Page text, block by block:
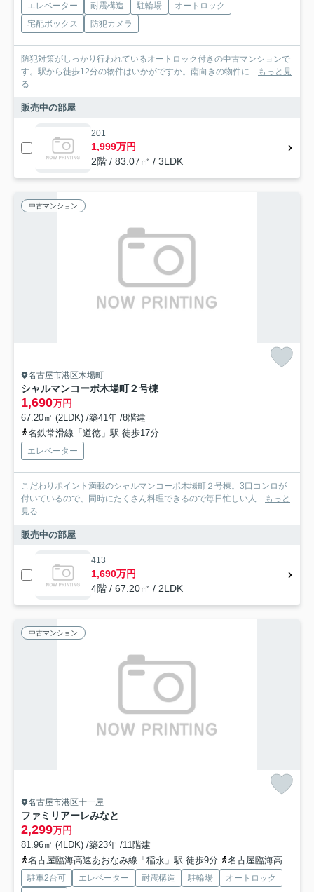
エレベーター 耐震構造 駐輪場
オートロック
宅配ボックス
防犯カメラ
防犯対策がしっかり行われているオートロック付きの中古マンションで
す。駅から徒歩12分の物件はいかがですか。南向きの物件に... もっと見
る
販売中の部屋
201
1,999万円
2階 / 83.07㎡ / 3LDK
中古マンション
名古屋市港区木場町
シャルマンコーポ木場町２号棟
1,690万円
67.20㎡ (2LDK) /築41年 /8階建
名鉄常滑線「道徳」駅 徒歩17分
エレベーター
こだわりポイント満載のシャルマンコーポ木場町２号棟。3口コンロが
付いているので、同時にたくさん料理できるので毎日忙しい人... もっと
見る
販売中の部屋
413
1,690万円
4階 / 67.20㎡ / 2LDK
中古マンション
名古屋市港区十一屋
ファミリアーレみなと
2,299万円
81.96㎡ (4LDK) /築23年 /11階建
名古屋臨海高速あおなみ線「稲永」駅 徒歩9分
名古屋臨海高速あおなみ線「荒子川公園」駅 徒歩22分
駐車2台可 エレベーター 耐震構造 駐輪場
オートロック